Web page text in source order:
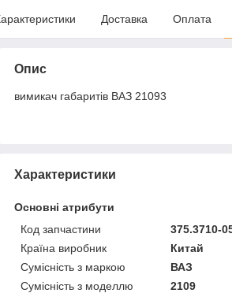
Доставка Оплата
Опис
вимикач габаритів ВАЗ 21093
Характеристики
Основні атрибути
Код запчастини
375.3710-
Країна виробник
Китай
Сумісність з маркою
ВАЗ
Сумісність з моделлю
2109